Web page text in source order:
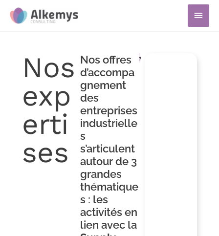
Nos
exp
erti
ses
Nos offres
d’accompa
gnement
des
entreprises
industrielle
s
s’articulent
autour de 3
grandes
thématique
s : les
activités en
lien avec la
Développement Produit
Excellence Industrielle
Supply Chain
Tout